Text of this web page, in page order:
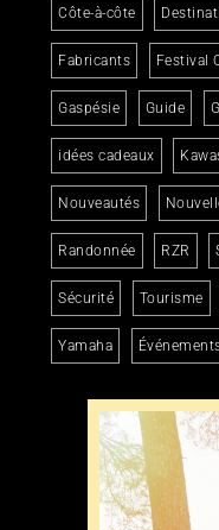
Côte-à-côte
Fabricants Festival
Gaspésie Guide
idées cadeaux
Nouveautés
Randonnée RZR
Sécurité Tourisme
Yamaha